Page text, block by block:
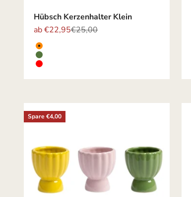
Hübsch Kerzenhalter Klein
Angebot
ab €22,95Regulärer Preis
€25,00
Farbe
ORANGE
GRÜN
ROT
Spare €4,00